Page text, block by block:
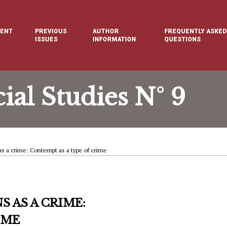
PREVIOUS
ISSUES
AUTHOR
INFORMATION
FREQUENTLY ASKED
QUESTIONS
Studies N° 9
a crime: Contempt as a type of crime
AS A CRIME: